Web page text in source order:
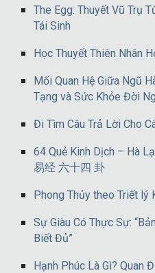
The Egg: Thuyết Vũ Trụ
Tái Sinh
Học Thuyết Thiên Nhân
Mối Quan Hệ Giữa Ngũ
Tạng và Sức Khỏe Đời
Đi Tìm Câu Trả Lời Cho
64 Quẻ Kinh Dịch – Hà
易经 六十四 卦
Phong Thủy theo Triết lý
Sự Giàu Có Thực Sự:
Biết Đủ”
Hạnh Phúc Là Gì? Quan